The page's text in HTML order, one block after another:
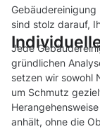
sind stolz darauf,
Jede
gründlichen
setzen wir sowohl
um Schmutz
anhält, ohne die